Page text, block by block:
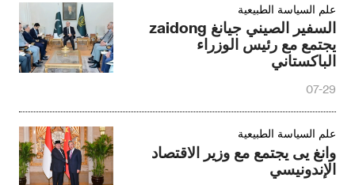
علم السياسة الطبيعية
السفير الصيني جيانغ zaidong
يجتمع مع رئيس الوزراء
الباكستاني
07-29
علم السياسة الطبيعية
وانغ يى يجتمع مع وزير الاقتصاد
الإندونيسي